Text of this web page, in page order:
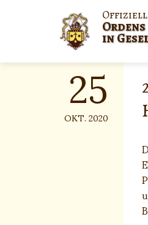
in
25
OKT. 2020